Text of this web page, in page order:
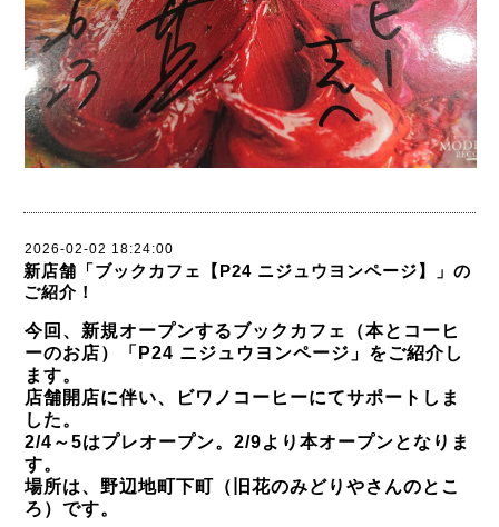
2026-02-02 18:24:00
新店舗「ブックカフェ【P24 ニジュウヨンページ】」の
ご紹介！
今回、新規オープンするブックカフェ（本とコーヒ
ーのお店）「P24 ニジュウヨンページ」をご紹介し
ます。
店舗開店に伴い、ビワノコーヒーにてサポートしま
した。
2/4～5はプレオープン。2/9より本オープンとなりま
す。
場所は、野辺地町下町（旧花のみどりやさんのとこ
ろ）です。